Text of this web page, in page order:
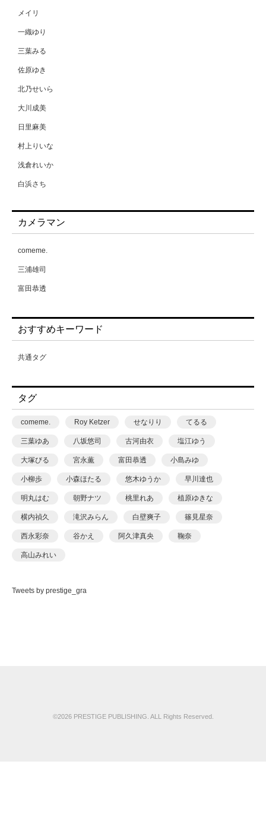
メイリ
一織ゆり
三葉みる
佐原ゆき
北乃せいら
大川成美
日里麻美
村上りいな
浅倉れいか
白浜さち
能美真奈
黒島綾乃
カメラマン
comeme.
三浦雄司
富田恭透
おすすめキーワード
共通タグ
タグ
comeme. Roy Ketzer せなりり てるる
三葉ゆあ 八坂悠司 古河由衣 塩江ゆう
大塚びる 宮永薫 富田恭透 小島みゆ
小柳歩 小森ほたる 悠木ゆうか 早川達也
明丸はむ 朝野ナツ 桃里れあ 植原ゆきな
横内禎久 滝沢みらん 白壁爽子 篠見星奈
西永彩奈 谷かえ 阿久津真央 鞠奈
高山みれい
Tweets by prestige_gra
©2026 PRESTIGE PUBLISHING. ALL Rights Reserved.